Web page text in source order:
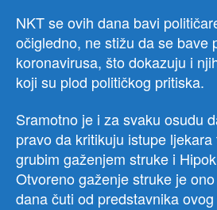
NKT se ovih dana bavi
očigledno, ne stižu da se bave
koronavirusa, što dokazuju i
koji su plod političkog pritiska.
Sramotno je i za svaku osudu
pravo da kritikuju istupe
grubim gaženjem struke i
Otvoreno gaženje struke je
dana čuti od predstavnika